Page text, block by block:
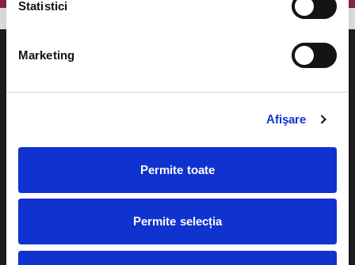
Statistici
Marketing
Afişare
Permite toate
Permite selecția
Cum comand bilete?
eBilet printat acasa
festivaluri
Pentru copii